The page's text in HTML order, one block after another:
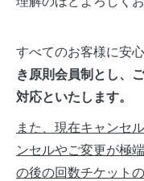
すべてのお客様に安
き原則会員制とし、
対応といたします。
また、現在キャンセ
ンセルやご変更が極
の後の回数チケット